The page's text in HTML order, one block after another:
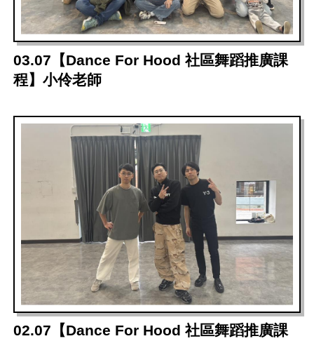
03.07【Dance For Hood 社區舞蹈推廣課
程】小伶老師
02.07【Dance For Hood 社區舞蹈推廣課